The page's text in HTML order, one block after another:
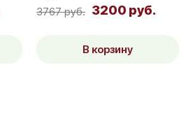
3767 руб. 3200 руб.
В корзину